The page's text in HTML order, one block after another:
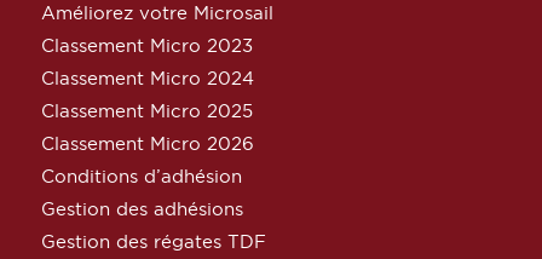
Améliorez votre Microsail
Classement Micro 2023
Classement Micro 2024
Classement Micro 2025
Classement Micro 2026
Conditions d’adhésion
Gestion des adhésions
Gestion des régates TDF